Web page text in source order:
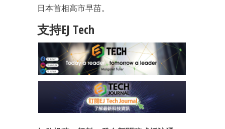
日本首相高市早苗。
支持EJ Tech